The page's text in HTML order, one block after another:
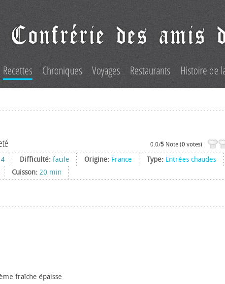
Recettes Chroniques Voyages Restaurants Histoire de
0.0/5 Note (0 votes)
4 Difficulté: facile Origine: France Type: Entrées chaudes
Cuisson: 20 min
fraîche épaisse